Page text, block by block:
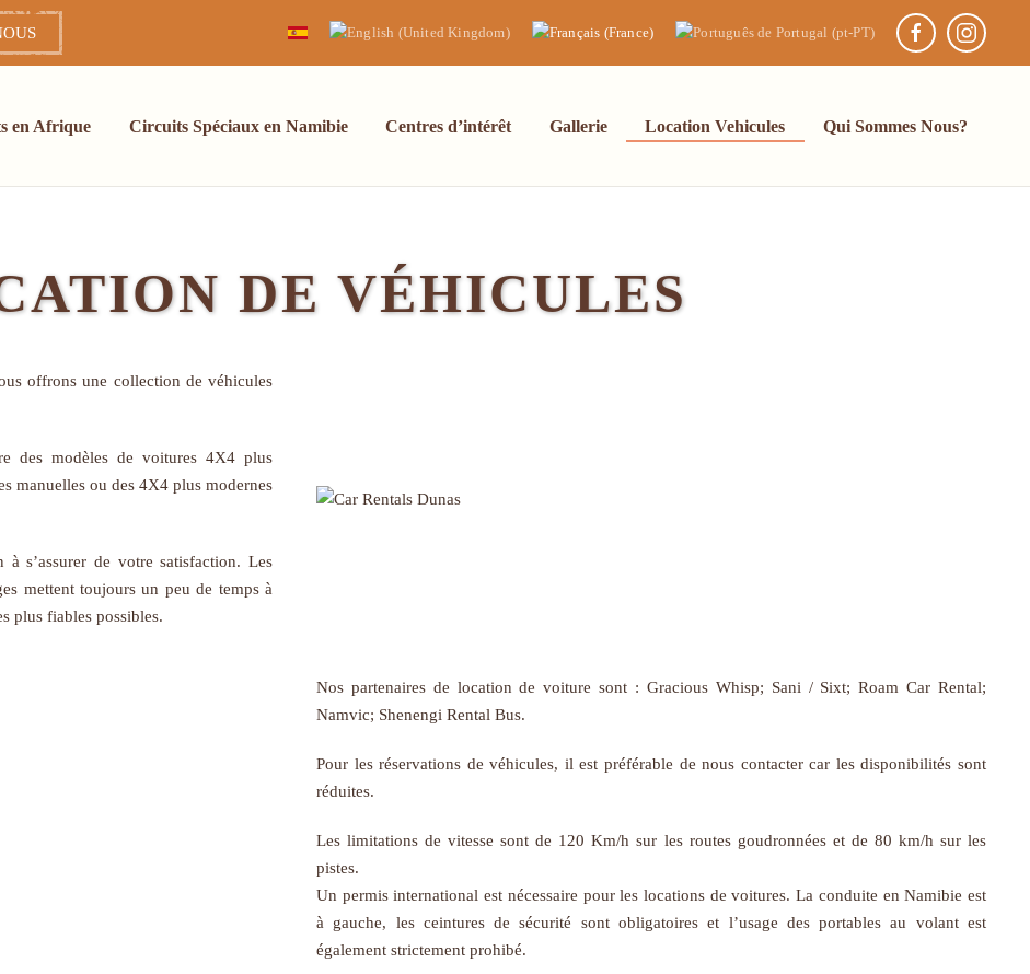
en Afrique Circuits Spéciaux en Namibie Centres d’intérêt Gallerie Location Vehicules Qui Sommes Nous?
DE VÉHICULES
offrons une collection de véhicules
des modèles de voitures 4X4 plus
manuelles ou des 4X4 plus modernes
s’assurer de votre satisfaction. Les
mettent toujours un peu de temps à
plus fiables possibles.
Nos partenaires de location de voiture sont : Gracious Whisp; Sani / Sixt; Roam Car Rental;
Namvic; Shenengi Rental Bus.
Pour les réservations de véhicules, il est préférable de nous contacter car les disponibilités sont
réduites.
Les limitations de vitesse sont de 120 Km/h sur les routes goudronnées et de 80 km/h sur les
pistes.
Un permis international est nécessaire pour les locations de voitures. La conduite en Namibie est
à gauche, les ceintures de sécurité sont obligatoires et l’usage des portables au volant est
également strictement prohibé.